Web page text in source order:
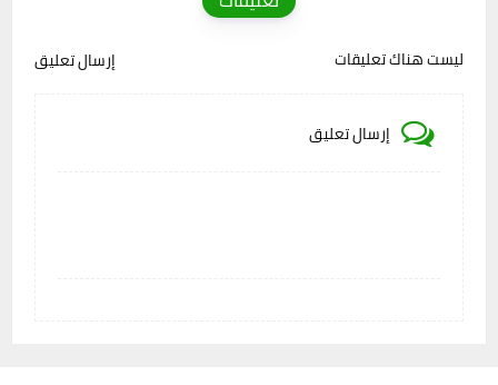
ليست هناك تعليقات إرسال تعليق
إرسال تعليق